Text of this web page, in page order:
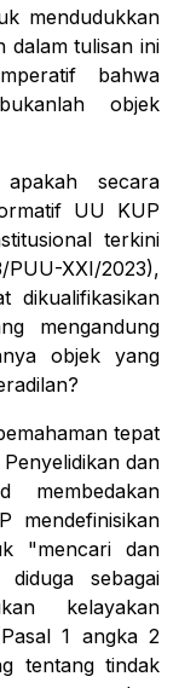
mendudukkan
dalam tulisan ini
bahwa
objek
secara
UU KUP
terkini
XXI/2023),
dikualifikasikan
mengandung
objek yang
tepat
dan
membedakan
mendefinisikan
"mencari dan
sebagai
kelayakan
1 angka 2
tentang tindak